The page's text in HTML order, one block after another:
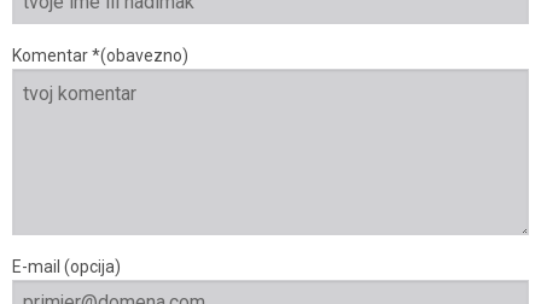
Komentar *(obavezno)
E-mail (opcija)